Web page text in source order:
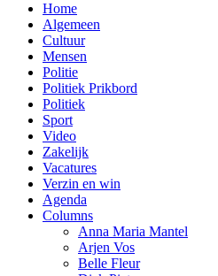
Home
Algemeen
Cultuur
Mensen
Politie
Politiek Prikbord
Politiek
Sport
Video
Zakelijk
Vacatures
Verzin en win
Agenda
Columns
Anna Maria Mantel
Arjen Vos
Belle Fleur